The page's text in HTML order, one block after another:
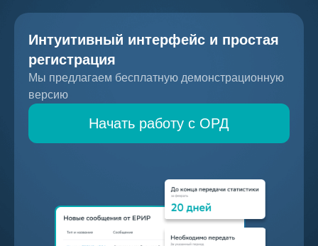
Интуитивный интерфейс и простая
регистрация
Мы предлагаем бесплатную демонстрационную
версию
Начать работу с ОРД